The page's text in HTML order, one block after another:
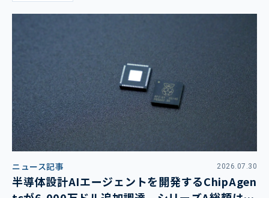
ニュース記事 2026.07.30
半導体設計AIエージェントを開発するChipAgen